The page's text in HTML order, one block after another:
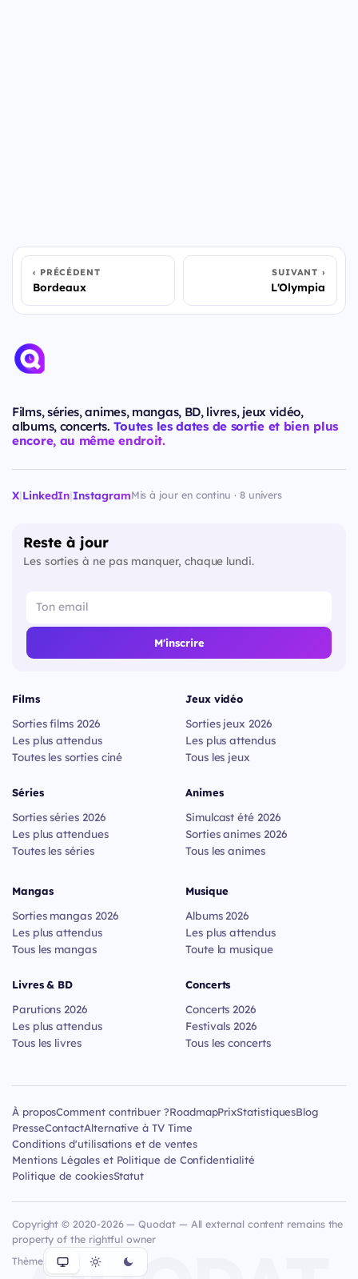
PRÉCÉDENT
Bordeaux
SUIVANT
L'Olympia
Films, séries, animes, mangas, BD, livres, jeux vidéo,
albums, concerts. Toutes les dates de sortie et bien plus
encore, au même endroit.
X|LinkedIn|InstagramMis à jour en continu · 8 univers
Reste à jour
Les sorties à ne pas manquer, chaque lundi.
M'inscrire
Films
Sorties films 2026
Les plus attendus
Toutes les sorties ciné
Séries
Sorties séries 2026
Les plus attendues
Toutes les séries
Jeux vidéo
Sorties jeux 2026
Les plus attendus
Tous les jeux
Animes
Simulcast été 2026
Sorties animes 2026
Tous les animes
Mangas
Sorties mangas 2026
Les plus attendus
Tous les mangas
Livres & BD
Parutions 2026
Les plus attendus
Tous les livres
Musique
Albums 2026
Les plus attendus
Toute la musique
Concerts
Concerts 2026
Festivals 2026
Tous les concerts
À proposComment contribuer ?RoadmapPrixStatistiquesBlog
PresseContactAlternative à TV Time
Conditions d'utilisations et de ventes
Mentions Légales et Politique de Confidentialité
Politique de cookiesStatut
Copyright © 2020-2026 — Quodat — All external content remains the
property of the rightful owner
Thème